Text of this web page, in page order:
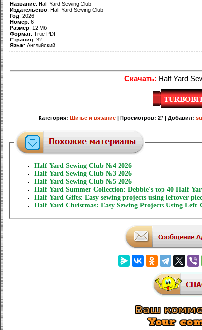
Название: Half Yard Sewing Club
Издательство: Half Yard Sewing Club
Год: 2026
Номер: 6
Размер: 12 Мб
Формат: True PDF
Страниц: 32
Язык: Английский
Скачать: Half Yard
Категория: Шитье и вязание| Просмотров: 27| Добавил:
Half Yard Sewing Club №4 2026
Half Yard Sewing Club №3 2026
Half Yard Sewing Club №5 2026
Half Yard Summer Collection: Debbie's top 40 Half
Half Yard Gifts: Easy sewing projects using leftover
Half Yard Christmas: Easy Sewing Projects Using Left-